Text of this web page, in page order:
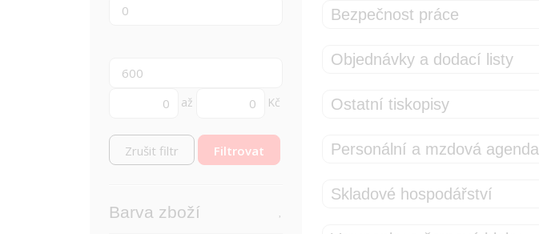
až Kč
Zrušit filtr
Barva zboží
Bezpečnost práce
Objednávky a dodací listy
Ostatní tiskopisy
Personální a mzdová agenda
Skladové hospodářství